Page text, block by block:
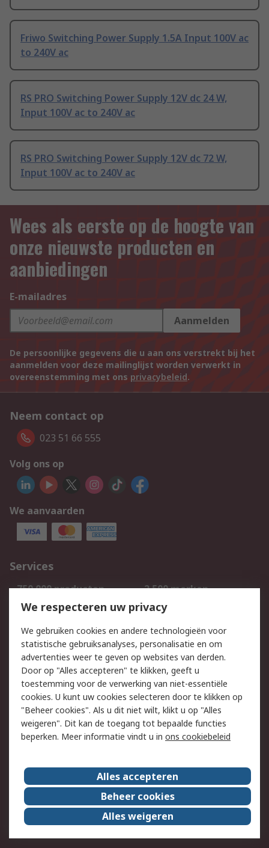
Friwo Switching Power Supply 1.5A Input 100V ac
to 240V ac
RS PRO Switching Power Supply 12V dc 24 W,
Input 100V ac to 240V ac
RS PRO Switching Power Supply 12V dc 72 W,
Input 100V ac to 240V ac
Wees als eerste op de hoogte van
onze nieuwste producten en
aanbiedingen
E-mailadres
Aanmelden
De persoonlijke gegevens die u aan ons verstrekt bij het
aanmelden voor deze mailinglijst worden verwerkt in
overeenstemming met ons privacybeleid.
Neem contact op
023 51 66 555
Volg ons op
We aanvaarden
Services
750.000 producten
2.500 merken
Bestellen
Inkoopoplossingen
Track & Trace
Wettelijk
Cookiebeleid
Email veiligheid
Privacybeleid
Websitevoorwaarden
Algemene
verkoopvoorwaarden
Over RS
RS Group
Over ons
RS wereldwijd
Werken bij RS
ESG
We respecteren uw privacy
We gebruiken cookies en andere technologieën voor
statistische gebruiksanalyses, personalisatie en om
advertenties weer te geven op websites van derden.
Door op "Alles accepteren" te klikken, geeft u
toestemming voor de verwerking van niet-essentiële
cookies. U kunt uw cookies selecteren door te klikken op
"Beheer cookies". Als u dit niet wilt, klikt u op "Alles
weigeren". Dit kan de toegang tot bepaalde functies
beperken. Meer informatie vindt u in ons cookiebeleid
Alles accepteren
Beheer cookies
Alles weigeren